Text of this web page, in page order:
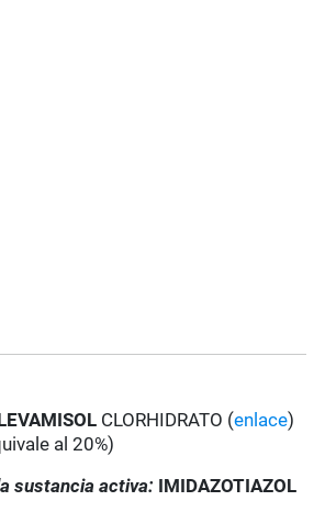
CLORHIDRATO (enlace)
al 20%)
sustancia activa: IMIDAZOTIAZOL